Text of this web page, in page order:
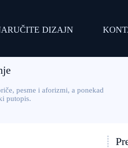
DIZAJN
pesme i aforizmi, a ponekad
putopis.